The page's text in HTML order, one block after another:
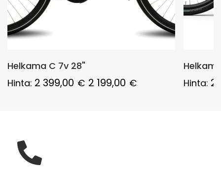
Helkama C 7v 28"
Hinta: 2 399,00 € 2 199,00 €
Hinta: 2